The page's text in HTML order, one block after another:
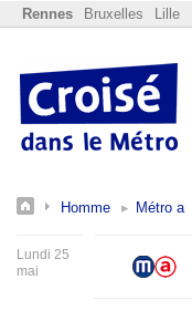
Rennes Bruxelles Lille
Homme Métro a
Lundi 25
mai